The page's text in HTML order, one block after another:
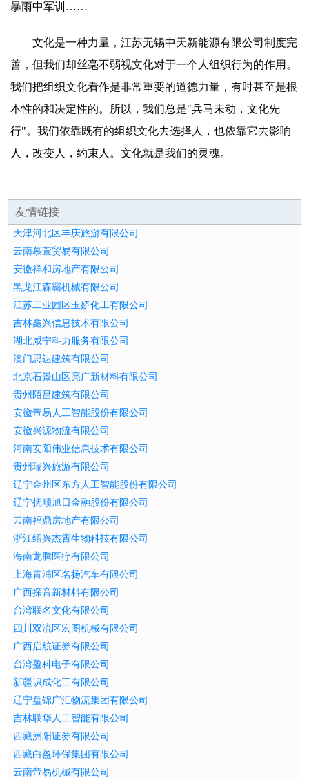
暴雨中军训……
文化是一种力量，江苏无锡中天新能源有限公司制度完
善，但我们却丝毫不弱视文化对于一个人组织行为的作用。
我们把组织文化看作是非常重要的道德力量，有时甚至是根
本性的和决定性的。所以，我们总是"兵马未动，文化先
行"。我们依靠既有的组织文化去选择人，也依靠它去影响
人，改变人，约束人。文化就是我们的灵魂。
友情链接
天津河北区丰庆旅游有限公司
云南慕萱贸易有限公司
安徽祥和房地产有限公司
黑龙江森霸机械有限公司
江苏工业园区玉娇化工有限公司
吉林鑫兴信息技术有限公司
湖北咸宁科力服务有限公司
澳门思达建筑有限公司
北京石景山区亮广新材料有限公司
贵州陌昌建筑有限公司
安徽帝易人工智能股份有限公司
安徽兴源物流有限公司
河南安阳伟业信息技术有限公司
贵州瑞兴旅游有限公司
辽宁金州区东方人工智能股份有限公司
辽宁抚顺旭日金融股份有限公司
云南福鼎房地产有限公司
浙江绍兴杰霄生物科技有限公司
海南龙腾医疗有限公司
上海青浦区名扬汽车有限公司
广西探音新材料有限公司
台湾联名文化有限公司
四川双流区宏图机械有限公司
广西启航证券有限公司
台湾盈科电子有限公司
新疆识成化工有限公司
辽宁盘锦广汇物流集团有限公司
吉林联华人工智能有限公司
西藏洲阳证券有限公司
西藏白盈环保集团有限公司
云南帝易机械有限公司